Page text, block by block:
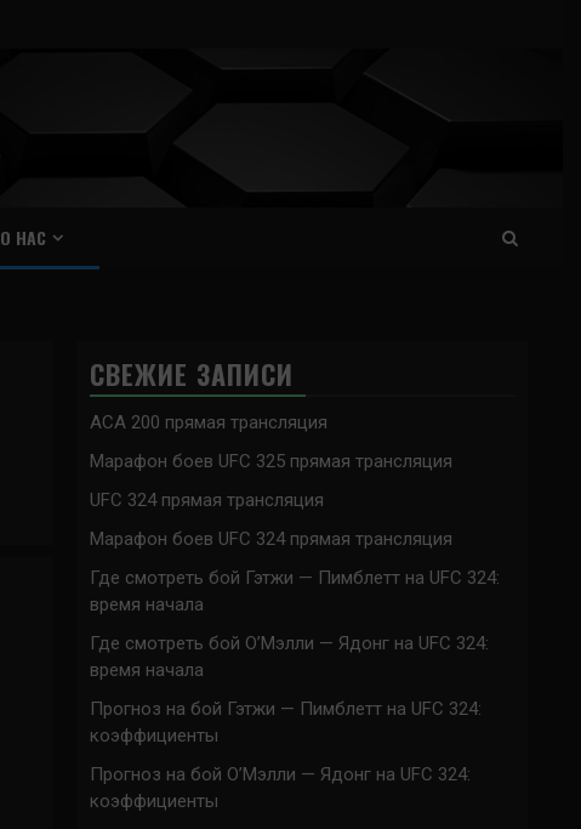
О НАС
СВЕЖИЕ ЗАПИСИ
ACA 200 прямая трансляция
Марафон боев UFC 325 прямая трансляция
UFC 324 прямая трансляция
Марафон боев UFC 324 прямая трансляция
Где смотреть бой Гэтжи — Пимблетт на UFC 324:
время начала
Где смотреть бой О’Мэлли — Ядонг на UFC 324:
время начала
Прогноз на бой Гэтжи — Пимблетт на UFC 324:
коэффициенты
Прогноз на бой О’Мэлли — Ядонг на UFC 324:
коэффициенты